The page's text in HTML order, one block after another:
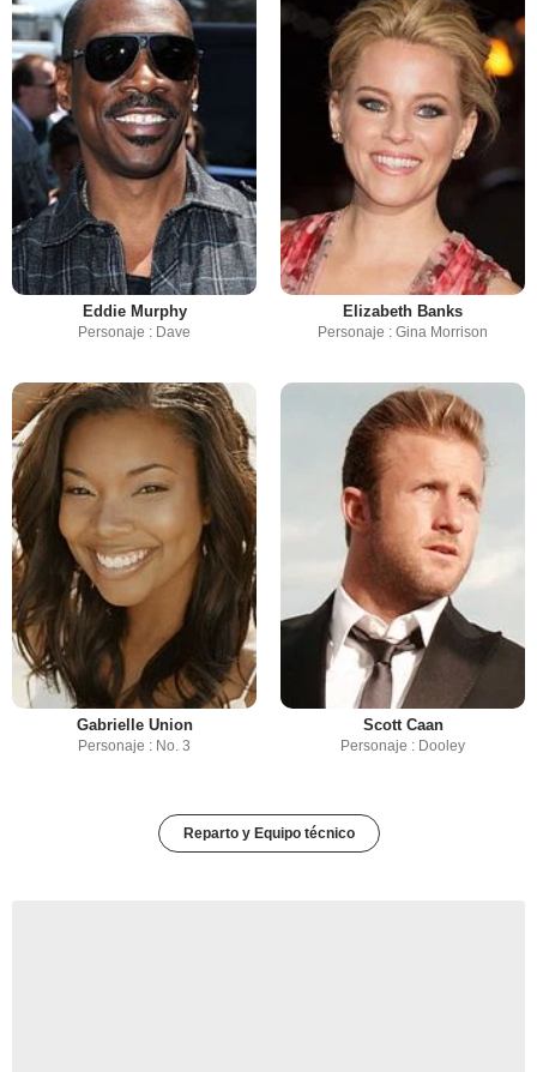
Eddie Murphy
Personaje : Dave
Elizabeth Banks
Personaje : Gina Morrison
Gabrielle Union
Personaje : No. 3
Scott Caan
Personaje : Dooley
Reparto y Equipo técnico